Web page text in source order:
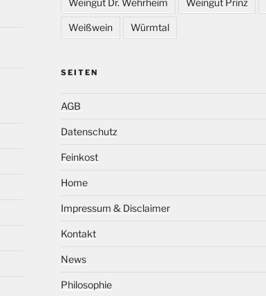
Weißwein Würmtal
SEITEN
AGB
Datenschutz
Feinkost
Home
Impressum & Disclaimer
Kontakt
News
Philosophie